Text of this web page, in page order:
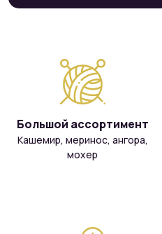
Большой ассортимент
Кашемир, меринос, ангора,
мохер